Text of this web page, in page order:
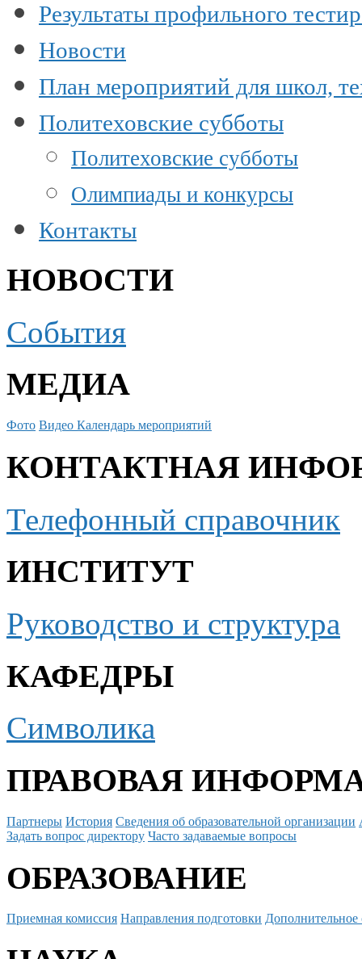
Результаты профильного
Новости
План мероприятий для школ,
Политеховские субботы
Политеховские субботы
Олимпиады и конкурсы
Контакты
НОВОСТИ
События
МЕДИА
Фото Видео Календарь мероприятий
КОНТАКТНАЯ
Телефонный справочник
ИНСТИТУТ
Руководство и структура
КАФЕДРЫ
Символика
ПРАВОВАЯ
Партнеры История Сведения об образовательной организации
Задать вопрос директору Часто задаваемые вопросы
ОБРАЗОВАНИЕ
Приемная комиссия Направления подготовки Дополнительное